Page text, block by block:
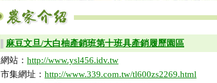
麻豆文旦/大白柚產銷班第十班具產銷履歷園區
網站： http://www.ysl456.idv.tw
市集網址： http://www.339.com.tw/tl600zs2269.html